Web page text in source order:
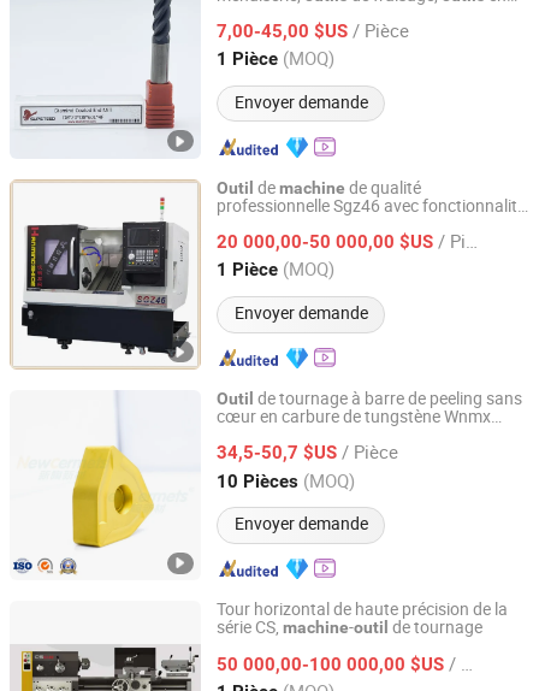
7,00-45,00 $US / Pièce
1 Pièce (MOQ)
Envoyer demande
Jiangsu, China Depuis 2024
Outil demachine de qualité
professionnelle Sgz46 avec fonctionnalité
20 000,00-50 000,00 $US / Pièce
1 Pièce (MOQ)
Envoyer demande
Guangdong Hanming Shige Machine Tool Co., Ltd
Guangdong, China Depuis 2025
Outil de tournage à barre de peeling sans
cœur en carbure de tungstène Wnmx
34,5-50,7 $US / Pièce
10 Pièces (MOQ)
Envoyer demande
Zhuzhou New Cermets Material Co., Ltd.
Hunan, China Depuis 2023
Tour horizontal de haute précision de la
série CS, machine-outil de tournage
50 000,00-100 000,00 $US / Pièce
Weihai Hanming Automation Technology Co., Ltd.